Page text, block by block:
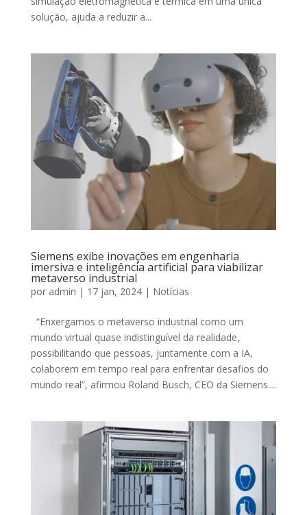
solução, ajuda a reduzir a...
Siemens exibe inovações em engenharia
imersiva e inteligência artificial para viabilizar
metaverso industrial
por admin | 17 jan, 2024| Notícias
“Enxergamos o metaverso industrial como um
mundo virtual quase indistinguível da realidade,
possibilitando que pessoas, juntamente com a IA,
colaborem em tempo real para enfrentar desafios do
mundo real”, afirmou Roland Busch, CEO da Siemens....